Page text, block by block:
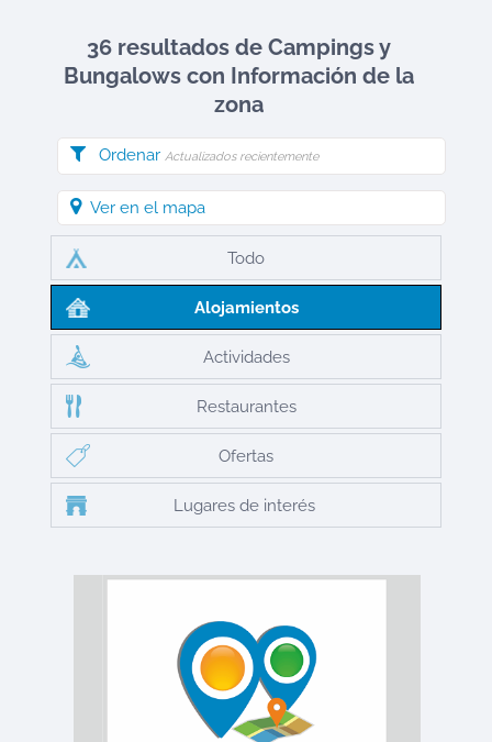
36 resultados de Campings y
Bungalows con Información de la
zona
Ordenar Actualizados recientemente
Ver en el mapa
Todo
Alojamientos
Actividades
Restaurantes
Ofertas
Lugares de interés